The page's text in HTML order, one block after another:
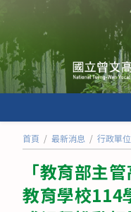
轉
至
主
要
內
首頁 / 最新消息 / 行政單
「教育部主
教育學校114